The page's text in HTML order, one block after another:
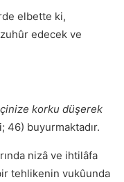
elbette ki,
edecek ve
korku düşerek
46) buyurmaktadır.
nizâ ve ihtilâfa
tehlikenin vukûunda